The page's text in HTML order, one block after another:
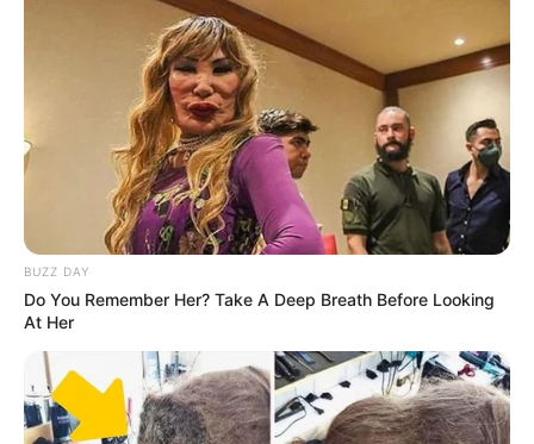
BUZZ DAY
Do You Remember Her? Take A Deep Breath Before Looking
At Her